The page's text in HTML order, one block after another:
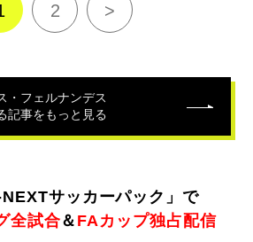
2 >
・フェルナンデス
記事をもっと見る
NEXTサッカーパック」で
全試合＆ FAカップ独占配信